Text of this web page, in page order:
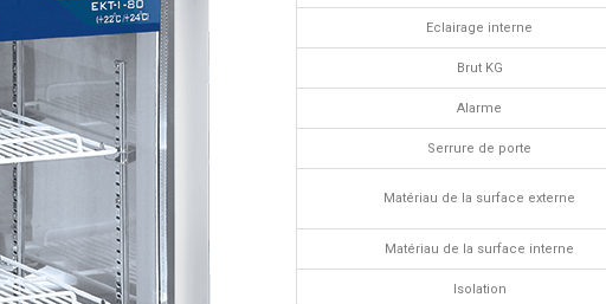
Eclairage interne
Brut KG
Alarme
Serrure de porte
Matériau de la surface externe
Matériau de la surface interne
Isolation